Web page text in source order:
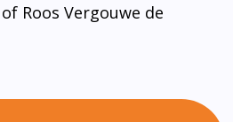
Roos Vergouwe de